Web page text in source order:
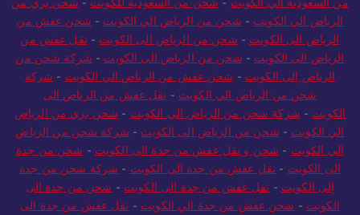
الرياض الي الكويت - شحن من الرياض الي الكويت - شحن عفش من
الرياض الى الكويت - شحن من الرياض الى الكويت - نقل عفش من
الرياض الى الكويت - شحن من الرياض الى الكويت - شركة شحن من
الرياض إلى الكويت - شحن عفش من الرياض الي الكويت - شركة
شحن من الرياض الي الكويت - نقل عفش من الرياض الى
الكويت - شركة شحن من الرياض الي الكويت - شحن بري من الرياض
الي الكويت - شحن من الرياض الى الكويت - شركة شحن من الرياض
الي الكويت - شحن و نقل عفش من جدة الى الكويت - شحن من جدة
الى الكويت - نقل عفش من جدة الى الكويت - شركة شحن من جدة
إلى الكويت - نقل عفش من جدة الى الكويت - شحن من جدة الى
الكويت - شحن عفش من جدة الي الكويت - نقل عفش من جدة الى